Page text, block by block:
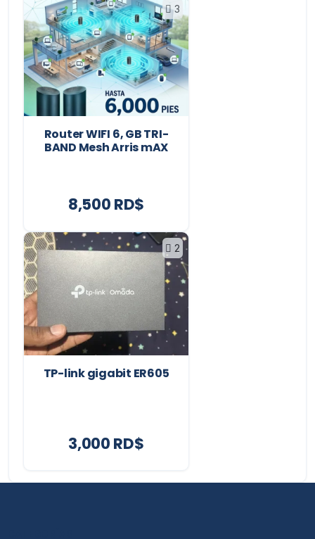
3
Router WIFI 6, GB TRI-
BAND Mesh Arris mAX
8,500 RD$
2
TP-link gigabit ER605
3,000 RD$